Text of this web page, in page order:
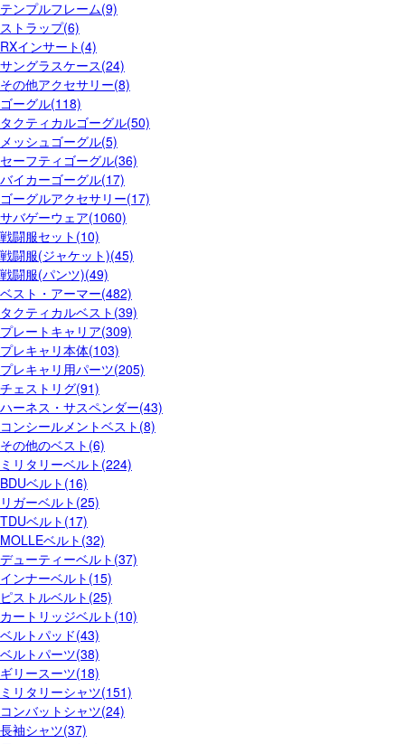
テンプルフレーム(9)
ストラップ(6)
RXインサート(4)
サングラスケース(24)
その他アクセサリー(8)
ゴーグル(118)
タクティカルゴーグル(50)
メッシュゴーグル(5)
セーフティゴーグル(36)
バイカーゴーグル(17)
ゴーグルアクセサリー(17)
サバゲーウェア(1060)
戦闘服セット(10)
戦闘服(ジャケット)(45)
戦闘服(パンツ)(49)
ベスト・アーマー(482)
タクティカルベスト(39)
プレートキャリア(309)
プレキャリ本体(103)
プレキャリ用パーツ(205)
チェストリグ(91)
ハーネス・サスペンダー(43)
コンシールメントベスト(8)
その他のベスト(6)
ミリタリーベルト(224)
BDUベルト(16)
リガーベルト(25)
TDUベルト(17)
MOLLEベルト(32)
デューティーベルト(37)
インナーベルト(15)
ピストルベルト(25)
カートリッジベルト(10)
ベルトパッド(43)
ベルトパーツ(38)
ギリースーツ(18)
ミリタリーシャツ(151)
コンバットシャツ(24)
長袖シャツ(37)